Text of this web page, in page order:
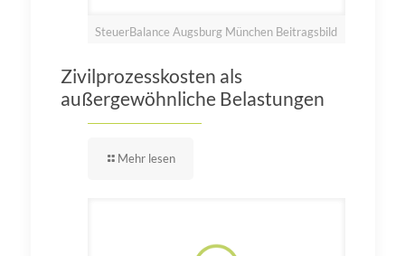
SteuerBalance Augsburg München Beitragsbild
Zivilprozesskosten als
außergewöhnliche Belastungen
Mehr lesen